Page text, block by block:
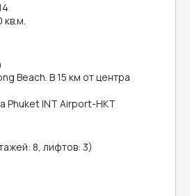
кв.м.
Beach. В 15 км от центра
Phuket INT Airport-HKT
8, лифтов: 3)